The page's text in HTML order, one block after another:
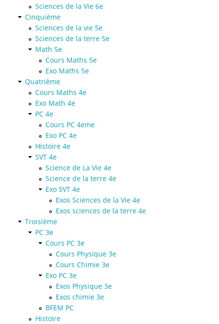
Sciences de la Vie 6e
Cinquième
Sciences de la vie 5e
Sciences de la terre 5e
Math 5e
Cours Maths 5e
Exo Maths 5e
Quatrième
Cours Maths 4e
Exo Math 4e
PC 4e
Cours PC 4eme
Exo PC 4e
Histoire 4e
SVT 4e
Science de La Vie 4e
Science de la terre 4e
Exo SVT 4e
Exos Sciences de la Vie 4e
Exos sciences de la terre 4e
Troisième
PC 3e
Cours PC 3e
Cours Physique 3e
Cours Chimie 3e
Exo PC 3e
Exos Physique 3e
Exos chimie 3e
BFEM PC
Histoire